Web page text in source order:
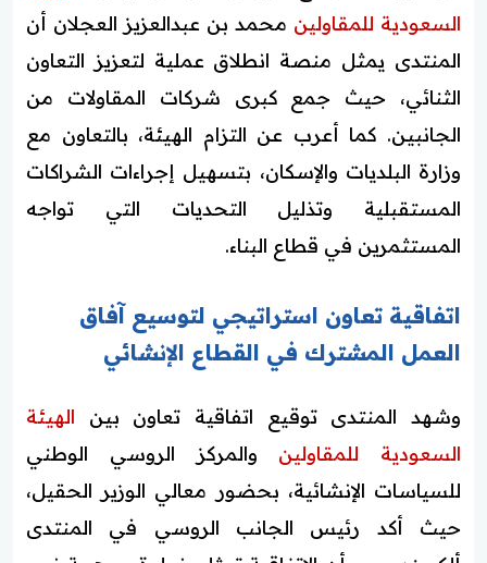
السعودية للمقاولين محمد بن عبدالعزيز العجلان أن
المنتدى يمثل منصة انطلاق عملية لتعزيز التعاون
الثنائي، حيث جمع كبرى شركات المقاولات من
الجانبين. كما أعرب عن التزام الهيئة، بالتعاون مع
وزارة البلديات والإسكان، بتسهيل إجراءات الشراكات
المستقبلية وتذليل التحديات التي تواجه
المستثمرين في قطاع البناء.
اتفاقية تعاون استراتيجي لتوسيع آفاق
العمل المشترك في القطاع الإنشائي
وشهد المنتدى توقيع اتفاقية تعاون بين الهيئة
السعودية للمقاولين والمركز الروسي الوطني
للسياسات الإنشائية، بحضور معالي الوزير الحقيل،
حيث أكد رئيس الجانب الروسي في المنتدى